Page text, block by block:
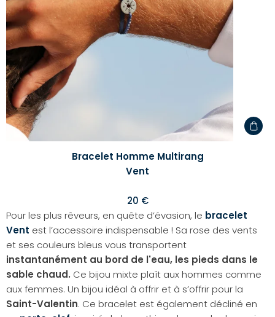
Pour les plus rêveurs, en quête d’évasion, le bracelet
Vent est l’accessoire indispensable ! Sa rose des vents
et ses couleurs bleus vous transportent
instantanément au bord de l'eau, les pieds dans le
sable chaud. Ce bijou mixte plaît aux hommes comme
aux femmes. Un bijou idéal à offrir et à s’offrir pour la
Saint-Valentin. Ce bracelet est également décliné en
Bracelet Homme Multirang
Vent
20 €